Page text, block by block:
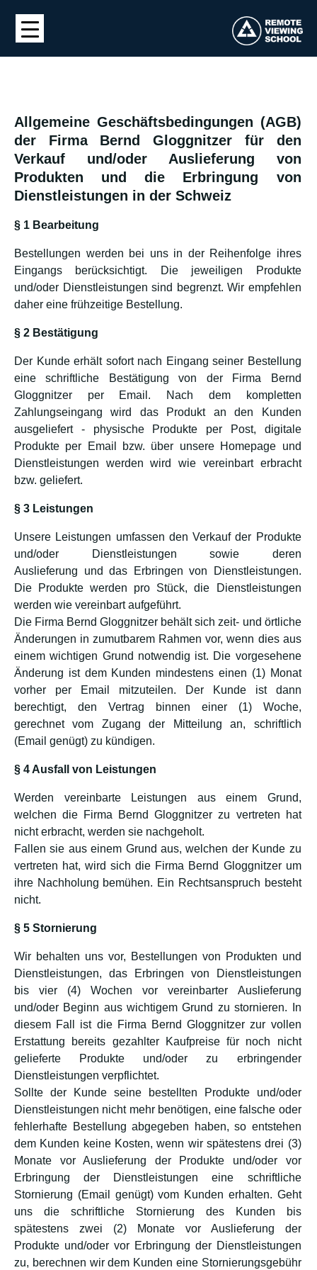
Allgemeine Geschäftsbedingungen (AGB)
der Firma Bernd Gloggnitzer für den
Verkauf und/oder Auslieferung von
Produkten und die Erbringung von
Dienstleistungen in der Schweiz
§ 1 Bearbeitung
Bestellungen werden bei uns in der Reihenfolge ihres
Eingangs berücksichtigt. Die jeweiligen Produkte
und/oder Dienstleistungen sind begrenzt. Wir empfehlen
daher eine frühzeitige Bestellung.
§ 2 Bestätigung
Der Kunde erhält sofort nach Eingang seiner Bestellung
eine schriftliche Bestätigung von der Firma Bernd
Gloggnitzer per Email. Nach dem kompletten
Zahlungseingang wird das Produkt an den Kunden
ausgeliefert - physische Produkte per Post, digitale
Produkte per Email bzw. über unsere Homepage und
Dienstleistungen werden wird wie vereinbart erbracht
bzw. geliefert.
§ 3 Leistungen
Unsere Leistungen umfassen den Verkauf der Produkte
und/oder Dienstleistungen sowie deren
Auslieferung und das Erbringen von Dienstleistungen.
Die Produkte werden pro Stück, die Dienstleistungen
werden wie vereinbart aufgeführt.
Die Firma Bernd Gloggnitzer behält sich zeit- und örtliche
Änderungen in zumutbarem Rahmen vor, wenn dies aus
einem wichtigen Grund notwendig ist. Die vorgesehene
Änderung ist dem Kunden mindestens einen (1) Monat
vorher per Email mitzuteilen. Der Kunde ist dann
berechtigt, den Vertrag binnen einer (1) Woche,
gerechnet vom Zugang der Mitteilung an, schriftlich
(Email genügt) zu kündigen.
§ 4 Ausfall von Leistungen
Werden vereinbarte Leistungen aus einem Grund,
welchen die Firma Bernd Gloggnitzer zu vertreten hat
nicht erbracht, werden sie nachgeholt.
Fallen sie aus einem Grund aus, welchen der Kunde zu
vertreten hat, wird sich die Firma Bernd Gloggnitzer um
ihre Nachholung bemühen. Ein Rechtsanspruch besteht
nicht.
§ 5 Stornierung
Wir behalten uns vor, Bestellungen von Produkten und
Dienstleistungen, das Erbringen von Dienstleistungen
bis vier (4) Wochen vor vereinbarter Auslieferung
und/oder Beginn aus wichtigem Grund zu stornieren. In
diesem Fall ist die Firma Bernd Gloggnitzer zur vollen
Erstattung bereits gezahlter Kaufpreise für noch nicht
gelieferte Produkte und/oder zu erbringender
Dienstleistungen verpflichtet.
Sollte der Kunde seine bestellten Produkte und/oder
Dienstleistungen nicht mehr benötigen, eine falsche oder
fehlerhafte Bestellung abgegeben haben, so entstehen
dem Kunden keine Kosten, wenn wir spätestens drei (3)
Monate vor Auslieferung der Produkte und/oder vor
Erbringung der Dienstleistungen eine schriftliche
Stornierung (Email genügt) vom Kunden erhalten. Geht
uns die schriftliche Stornierung des Kunden bis
spätestens zwei (2) Monate vor Auslieferung der
Produkte und/oder vor Erbringung der Dienstleistungen
zu, berechnen wir dem Kunden eine Stornierungsgebühr